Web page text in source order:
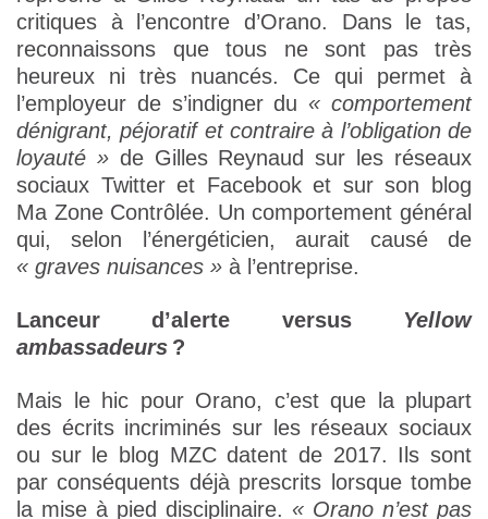
critiques à l’encontre d’Orano. Dans le tas,
reconnaissons que tous ne sont pas très
heureux ni très nuancés. Ce qui permet à
l’employeur de s’indigner du « comportement
dénigrant, péjoratif et contraire à l’obligation de
loyauté »de Gilles Reynaud sur les réseaux
sociaux Twitter et Facebook et sur son blog
Ma Zone Contrôlée. Un comportement général
qui, selon l’énergéticien, aurait causé de
« graves nuisances » à l’entreprise.
Lanceur d’alerte versus Yellow
ambassadeurs ?
Mais le hic pour Orano, c’est que la plupart
des écrits incriminés sur les réseaux sociaux
ou sur le blog MZC datent de 2017. Ils sont
par conséquents déjà prescrits lorsque tombe
la mise à pied disciplinaire. « Orano n’est pas